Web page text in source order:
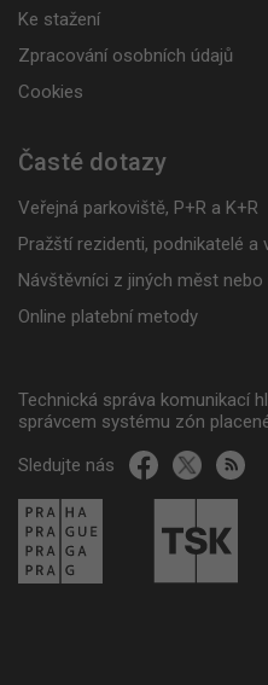
Ke stažení
Zpracování osobních údajů
Cookies
Časté dotazy
Veřejná parkoviště, P+R a K+R
Pražští rezidenti, podnikatelé
Návštěvníci z jiných měst
Online platební metody
Technická správa komunikací
správcem systému zón
Sledujte nás